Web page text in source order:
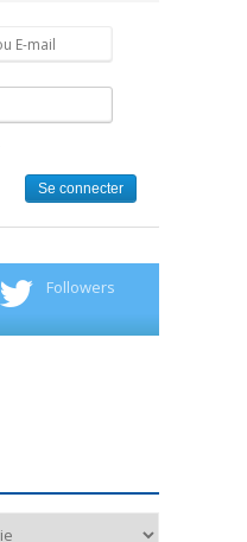
Followers